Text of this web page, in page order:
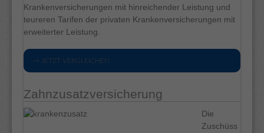
Krankenversicherungen mit hinreichender Leistung und
teureren Tarifen der privaten Krankenversicherungen mit
erweiterter Leistung.
→ JETZT VERGLEICHEN
Zahnzusatzversicherung
Die
Zuschüss